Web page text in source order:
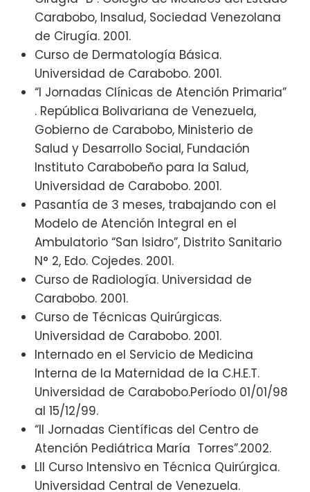
Carabobo, Insalud, Sociedad Venezolana
de Cirugía. 2001.
Curso de Dermatología Básica.
Universidad de Carabobo. 2001.
“I Jornadas Clínicas de Atención Primaria”
. República Bolivariana de Venezuela,
Gobierno de Carabobo, Ministerio de
Salud y Desarrollo Social, Fundación
Instituto Carabobeño para la Salud,
Universidad de Carabobo. 2001.
Pasantía de 3 meses, trabajando con el
Modelo de Atención Integral en el
Ambulatorio “San Isidro”, Distrito Sanitario
N° 2, Edo. Cojedes. 2001.
Curso de Radiología. Universidad de
Carabobo. 2001.
Curso de Técnicas Quirúrgicas.
Universidad de Carabobo. 2001.
Internado en el Servicio de Medicina
Interna de la Maternidad de la C.H.E.T.
Universidad de Carabobo.Período 01/01/98
al 15/12/99.
“II Jornadas Científicas del Centro de
Atención Pediátrica María Torres”.2002.
LII Curso Intensivo en Técnica Quirúrgica.
Universidad Central de Venezuela.